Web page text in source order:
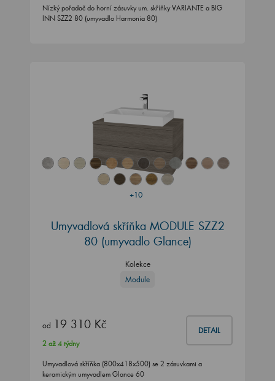
Nízký pořadač do horní zásuvky um. skříňky VARIANTE a BIG
INN SZZ2 80 (umyvadlo Harmonia 80)
+10
Umyvadlová skříňka MODULE SZZ2
80 (umyvadlo Glance)
Kolekce
Module
od 19 310 Kč DETAIL
2 až 4 týdny
Umyvadlová skříňka (800x418x500) se 2 zásuvkami a
keramickým umyvadlem Glance 60